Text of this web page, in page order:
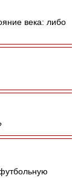
века: либо